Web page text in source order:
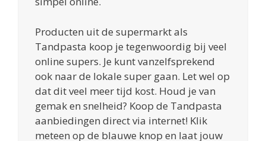
Producten uit de supermarkt als
Tandpasta koop je tegenwoordig bij veel
online supers. Je kunt vanzelfsprekend
ook naar de lokale super gaan. Let wel op
dat dit veel meer tijd kost. Houd je van
gemak en snelheid? Koop de Tandpasta
aanbiedingen direct via internet! Klik
meteen op de blauwe knop en laat jouw